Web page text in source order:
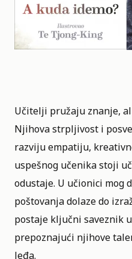
Učitelji pružaju znanje,
Njihova strpljivost i
razviju empatiju,
uspešnog učenika stoji
odustaje. U učionici mog
poštovanja dolaze do
postaje ključni saveznik
prepoznajući njihove
leđa.